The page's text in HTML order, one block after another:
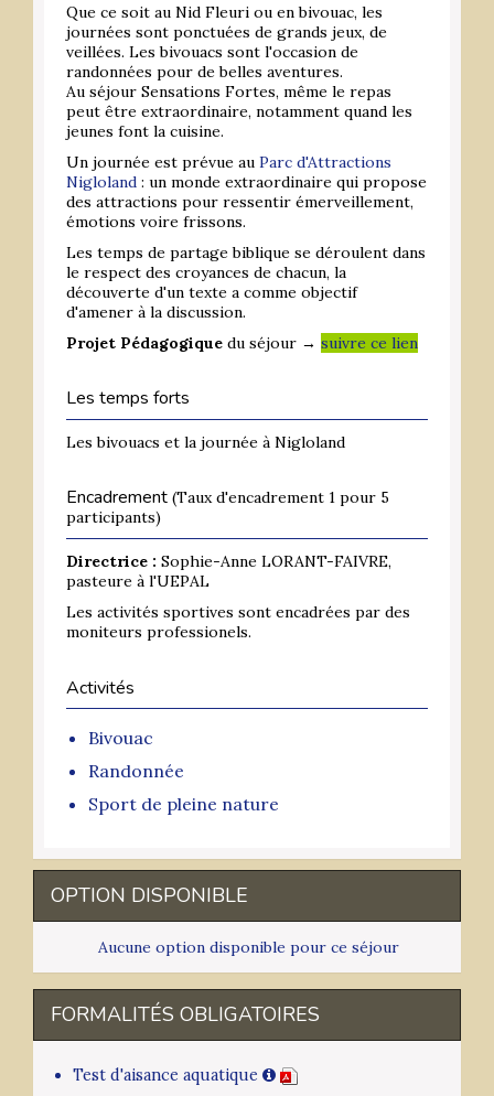
Que ce soit au Nid Fleuri ou en bivouac, les
journées sont ponctuées de grands jeux, de
veillées. Les bivouacs sont l'occasion de
randonnées pour de belles aventures.
Au séjour Sensations Fortes, même le repas
peut être extraordinaire, notamment quand les
jeunes font la cuisine.
Un journée est prévue au Parc d'Attractions
Nigloland : un monde extraordinaire qui propose
des attractions pour ressentir émerveillement,
émotions voire frissons.
Les temps de partage biblique se déroulent dans
le respect des croyances de chacun, la
découverte d'un texte a comme objectif
d'amener à la discussion.
Projet Pédagogique du séjour → suivre ce lien
Les temps forts
Les bivouacs et la journée à Nigloland
Encadrement (Taux d'encadrement 1 pour 5
participants)
Directrice : Sophie-Anne LORANT-FAIVRE,
pasteure à l'UEPAL
Les activités sportives sont encadrées par des
moniteurs professionels.
Activités
Bivouac
Randonnée
Sport de pleine nature
OPTION DISPONIBLE
Aucune option disponible pour ce séjour
FORMALITÉS OBLIGATOIRES
Test d'aisance aquatique